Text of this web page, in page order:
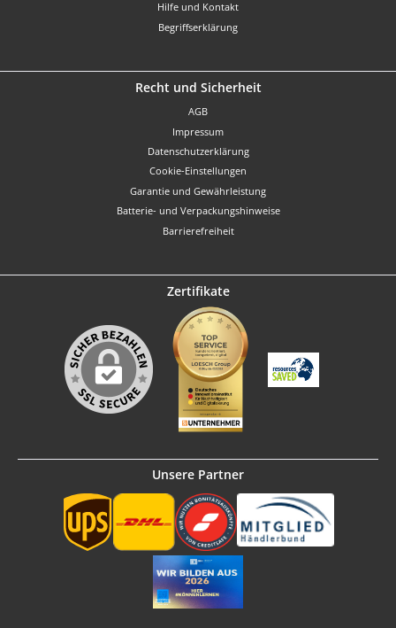
Hilfe und Kontakt
Begriffserklärung
Recht und Sicherheit
AGB
Impressum
Datenschutzerklärung
Cookie-Einstellungen
Garantie und Gewährleistung
Batterie- und Verpackungshinweise
Barrierefreiheit
Zertifikate
Unsere Partner